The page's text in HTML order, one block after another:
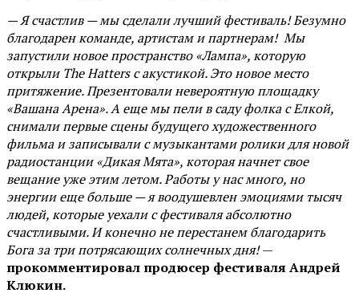
— Я счастлив — мы сделали лучший фестиваль! Безумно
благодарен команде, артистам и партнерам! Мы
запустили новое пространство «Лампа», которую
открыли The Hatters с акустикой. Это новое место
притяжение. Презентовали невероятную площадку
«Вашана Арена». А еще мы пели в саду фолка с Елкой,
снимали первые сцены будущего художественного
фильма и записывали с музыкантами ролики для новой
радиостанции «Дикая Мята», которая начнет свое
вещание уже этим летом. Работы у нас много, но
энергии еще больше — я воодушевлен эмоциями тысяч
людей, которые уехали с фестиваля абсолютно
счастливыми. И конечно не перестанем благодарить
Бога за три потрясающих солнечных дня!—
прокомментировал продюсер фестиваля Андрей
Клюкин.